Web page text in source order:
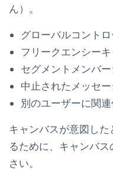
ん）。
グローバルコント
フリークエンシー
セグメントメンバ
中止されたメッセ
別のユーザーに関
キャンバスが意図し
るために、キャンバ
さい。